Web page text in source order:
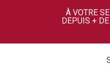
À VOTRE
DEPUIS +